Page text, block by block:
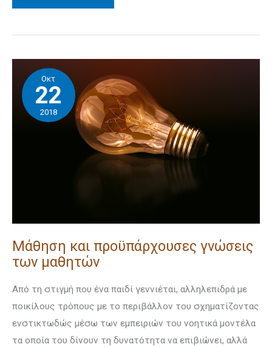
Οκτ
22
2018
Μάθηση και προϋπάρχουσες γνώσεις
των μαθητών
Από τη στιγμή που ένα παιδί γεννιέται, αλληλεπιδρά με
ποικίλους τρό­πους με το περιβάλλον του σχηματίζοντας
ενστικτωδώς μέσω των εμπει­ριών του νοητικά μοντέλα
τα οποία του δίνουν τη δυνατότητα να επιβιώνει, αλ­λά
Μάθηση
και
προϋπάρχουσες
γνώσεις